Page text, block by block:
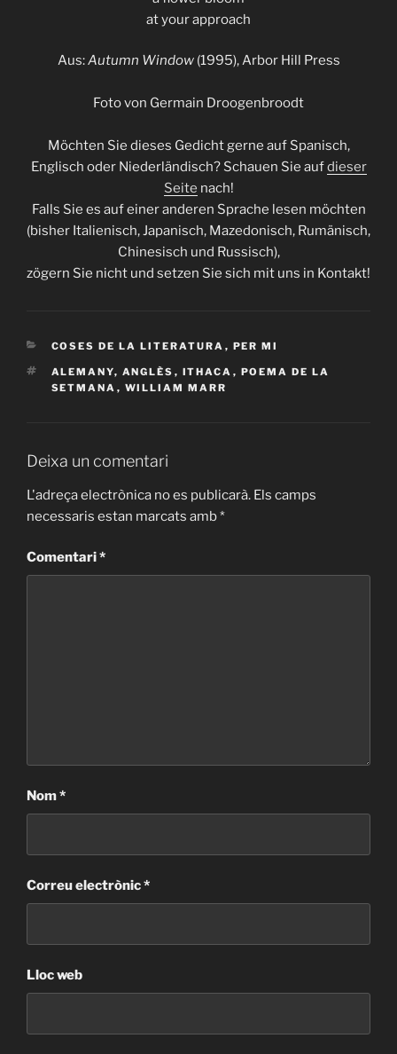
at your approach
Aus:Autumn Window(1995), Arbor Hill Press
Foto von Germain Droogenbroodt
Möchten Sie dieses Gedicht gerne auf Spanisch,
Englisch oder Niederländisch? Schauen Sie aufdieser
Seite nach!
Falls Sie es auf einer anderen Sprache lesen möchten
(bisher Italienisch, Japanisch, Mazedonisch, Rumänisch,
Chinesisch und Russisch),
zögern Sie nicht und setzen Sie sich mit uns in Kontakt!
CATEGORIES
COSES DE LA LITERATURA , PER MI
ETIQUETES
ALEMANY, ANGLÈS , ITHACA , POEMA DE LA
SETMANA , WILLIAM MARR
Deixa un comentari
L'adreça electrònica no es publicarà. Els camps
necessaris estan marcats amb*
Comentari*
Nom*
Correu electrònic*
Lloc web